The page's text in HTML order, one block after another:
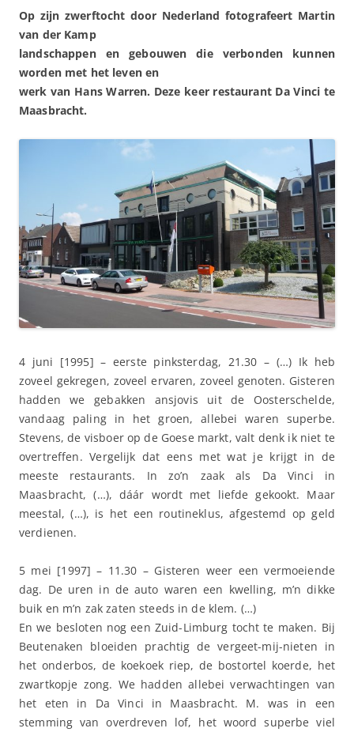
Op zijn zwerftocht door Nederland fotografeert Martin
van der Kamp
landschappen en gebouwen die verbonden kunnen
worden met het leven en
werk van Hans Warren. Deze keer restaurant Da Vinci te
Maasbracht.
4 juni [1995] – eerste pinksterdag, 21.30 – (…) Ik heb
zoveel gekregen, zoveel ervaren, zoveel genoten. Gisteren
hadden we gebakken ansjovis uit de Oosterschelde,
vandaag paling in het groen, allebei waren superbe.
Stevens, de visboer op de Goese markt, valt denk ik niet te
overtreffen. Vergelijk dat eens met wat je krijgt in de
meeste restaurants. In zo’n zaak als Da Vinci in
Maasbracht, (…), dáár wordt met liefde gekookt. Maar
meestal, (…), is het een routineklus, afgestemd op geld
verdienen.
5 mei [1997] – 11.30 – Gisteren weer een vermoeiende
dag. De uren in de auto waren een kwelling, m’n dikke
buik en m’n zak zaten steeds in de klem. (…)
En we besloten nog een Zuid-Limburg tocht te maken. Bij
Beutenaken bloeiden prachtig de vergeet-mij-nieten in
het onderbos, de koekoek riep, de bostortel koerde, het
zwartkopje zong. We hadden allebei verwachtingen van
het eten in Da Vinci in Maasbracht. M. was in een
stemming van overdreven lof, het woord superbe viel